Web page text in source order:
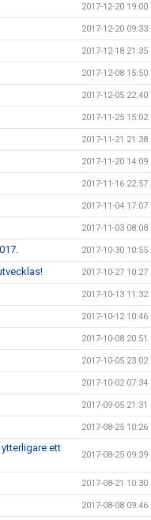
2017-12-20 19:00
2017-12-20 09:33
2017-12-18 21:35
2017-12-08 15:50
2017-12-05 22:40
2017-11-25 15:02
2017-11-21 21:38
2017-11-20 14:09
2017-11-16 22:57
2017-11-04 17:07
2017-11-03 08:08
2017-10-30 10:55
2017-10-27 10:27
2017-10-13 11:32
2017-10-12 10:46
2017-10-08 20:51
2017-10-05 23:02
2017-10-02 07:34
2017-09-05 21:31
2017-08-25 10:26
ett
2017-08-25 09:39
2017-08-21 10:30
2017-08-08 09:46